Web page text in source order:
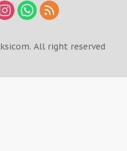
All right reserved